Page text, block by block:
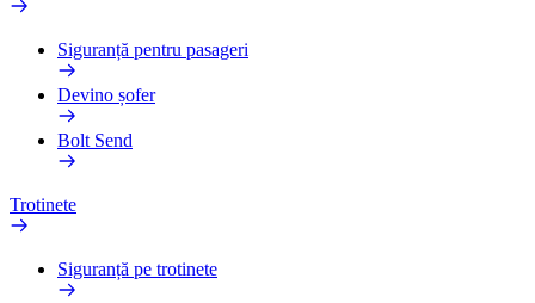
Siguranță pentru pasageri
Devino șofer
Bolt Send
Trotinete
Siguranță pe trotinete